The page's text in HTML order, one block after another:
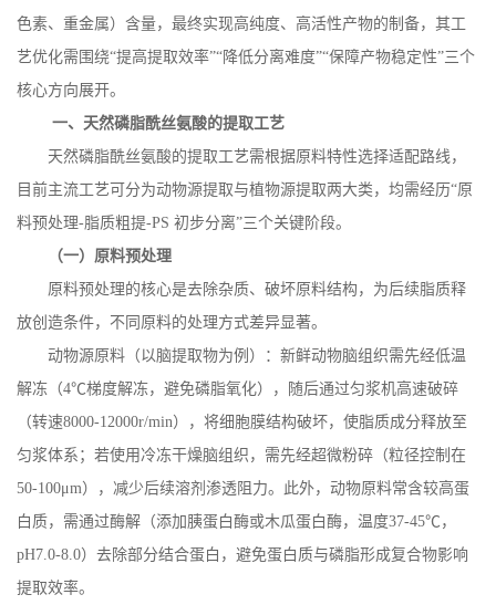
色素、重金属）含量，最终实现高纯度、高活性产物的制备，其工
艺优化需围绕“提高提取效率”“降低分离难度”“保障产物稳定性”三个
核心方向展开。
一、天然磷脂酰丝氨酸的提取工艺
天然磷脂酰丝氨酸的提取工艺需根据原料特性选择适配路线，
目前主流工艺可分为动物源提取与植物源提取两大类，均需经历“原
料预处理-脂质粗提-PS 初步分离”三个关键阶段。
（一）原料预处理
原料预处理的核心是去除杂质、破坏原料结构，为后续脂质释
放创造条件，不同原料的处理方式差异显著。
动物源原料（以脑提取物为例）：新鲜动物脑组织需先经低温
解冻（4℃梯度解冻，避免磷脂氧化），随后通过匀浆机高速破碎
（转速8000-12000r/min），将细胞膜结构破坏，使脂质成分释放至
匀浆体系；若使用冷冻干燥脑组织，需先经超微粉碎（粒径控制在
50-100μm），减少后续溶剂渗透阻力。此外，动物原料常含较高蛋
白质，需通过酶解（添加胰蛋白酶或木瓜蛋白酶，温度37-45℃，
pH7.0-8.0）去除部分结合蛋白，避免蛋白质与磷脂形成复合物影响
提取效率。